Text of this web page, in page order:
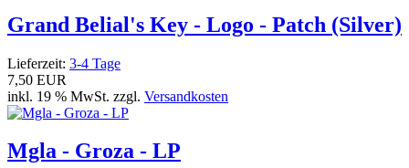
Grand Belial's Key - Logo - Patch (Silver)
Lieferzeit: 3-4 Tage
7,50 EUR
inkl. 19 % MwSt. zzgl. Versandkosten
Mgla - Groza - LP